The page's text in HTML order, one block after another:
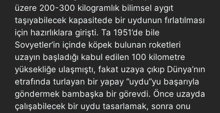
üzere 200-300 kilogramlık bilimsel aygıt
taşıyabilecek kapasitede bir uydunun fırlatılması
için hazırlıklara girişti. Ta 1951’de bile
Sovyetler’in içinde köpek bulunan roketleri
uzayın başladığı kabul edilen 100 kilometre
yüksekliğe ulaşmıştı, fakat uzaya çıkıp Dünya’nın
etrafında turlayan bir yapay “uydu”yu başarıyla
göndermek bambaşka bir görevdi. Önce uzayda
çalışabilecek bir uydu tasarlamak, sonra onu